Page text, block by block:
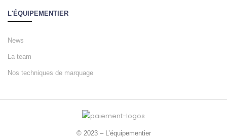
L'ÉQUIPEMENTIER
News
La team
Nos techniques de marquage
© 2023 – L’équipementier